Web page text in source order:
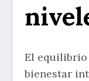
El equilibrio
bienestar